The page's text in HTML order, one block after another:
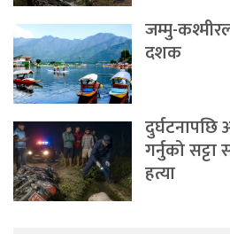
जम्मु-
दशक
दुर्घटनापछि
गर्नुको
हत्या